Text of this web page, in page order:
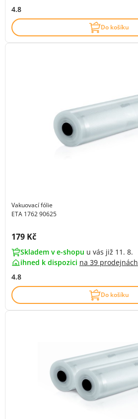
4.8
Do košíku
Vakuovací fólie
ETA 1762 90625
Cena s DPH:
179 Kč
Skladem v e-shopu u vás již 11. 8.
ihned k dispozici na 39 prodejnách
4.8
Do košíku